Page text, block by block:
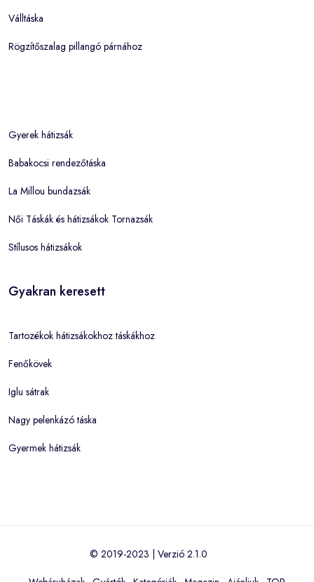
Válltáska
Rögzítőszalag pillangó párnához
Gyerek hátizsák
Babakocsi rendezőtáska
La Millou bundazsák
Női Táskák és hátizsákok Tornazsák
Stílusos hátizsákok
Gyakran keresett
Tartozékok hátizsákokhoz táskákhoz
Fenőkövek
Iglu sátrak
Nagy pelenkázó táska
Gyermek hátizsák
© 2019-2023 | Verzió 2.1.0